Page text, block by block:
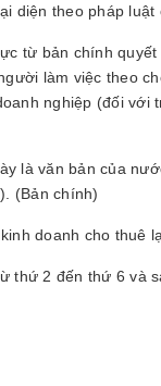
diện theo pháp luật
từ bản chính
làm việc theo
nghiệp (đối
là văn bản của
(Bản chính)
doanh cho thuê
thứ 2 đến thứ 6 và